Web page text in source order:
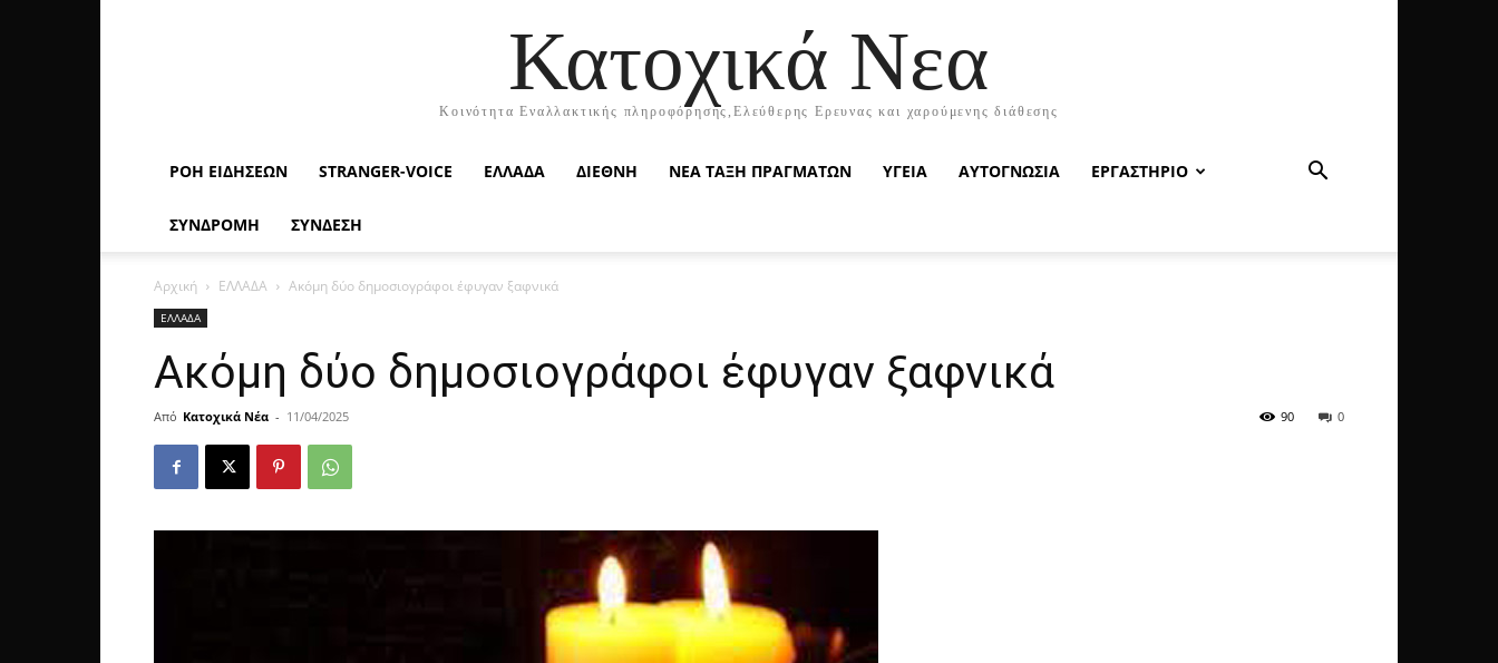
Κατοχικά Νεα
Κοινότητα Εναλλακτικής πληροφόρησης,Ελεύθερης Ερευνας και χαρούμενης διάθεσης
ΡΟΉ ΕΙΔΉΣΕΩΝ STRANGER-VOICE ΕΛΛΑΔΑ ΔΙΕΘΝΗ ΝΕΑ ΤΑΞΗ ΠΡΑΓΜΑΤΩΝ ΥΓΕΙΑ ΑΥΤΟΓΝΩΣΙΑ ΕΡΓΑΣΤΗΡΙΟ
ΣΥΝΔΡΟΜΗ ΣΥΝΔΕΣΗ
Αρχική ΕΛΛΑΔΑ Ακόμη δύο δημοσιογράφοι έφυγαν ξαφνικά
ΕΛΛΑΔΑ
Ακόμη δύο δημοσιογράφοι έφυγαν ξαφνικά
Από Κατοχικά Νέα - 11/04/2025 0
90